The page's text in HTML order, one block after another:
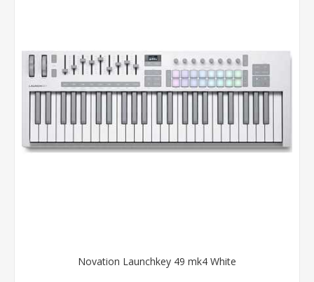
Novation Launchkey 49 mk4 White